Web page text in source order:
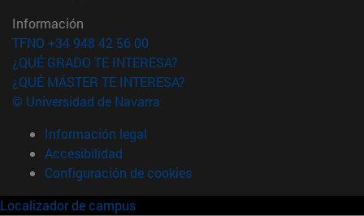
Información
TFNO +34 948 42 56 00
¿QUÉ GRADO TE INTERESA?
¿QUÉ MÁSTER TE INTERESA?
© Universidad de Navarra
Información legal
Accesibilidad
Configuración de cookies
Localizador de campus